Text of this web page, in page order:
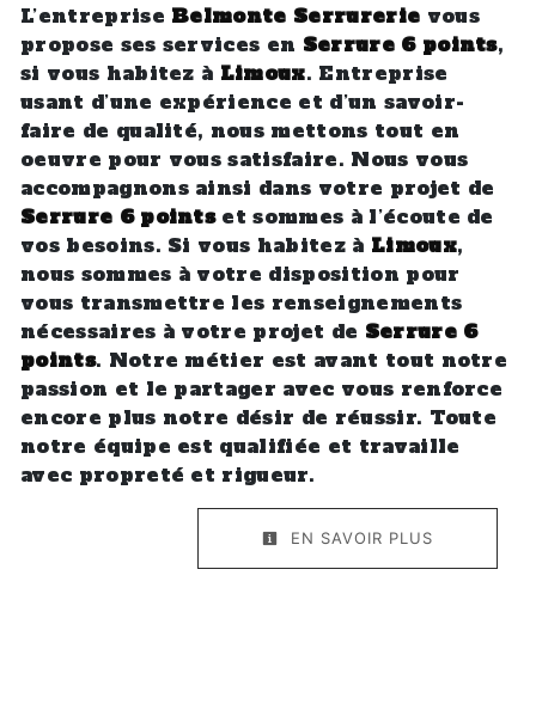
L’entreprise Belmonte Serrurerie vous
propose ses services en Serrure 6 points,
si vous habitez à Limoux. Entreprise
usant d’une expérience et d’un savoir-
faire de qualité, nous mettons tout en
oeuvre pour vous satisfaire. Nous vous
accompagnons ainsi dans votre projet de
Serrure 6 pointset sommes à l’écoute de
vos besoins. Si vous habitez à Limoux,
nous sommes à votre disposition pour
vous transmettre les renseignements
nécessaires à votre projet de Serrure 6
points. Notre métier est avant tout notre
passion et le partager avec vous renforce
encore plus notre désir de réussir. Toute
notre équipe est qualifiée et travaille
avec propreté et rigueur.
EN SAVOIR PLUS